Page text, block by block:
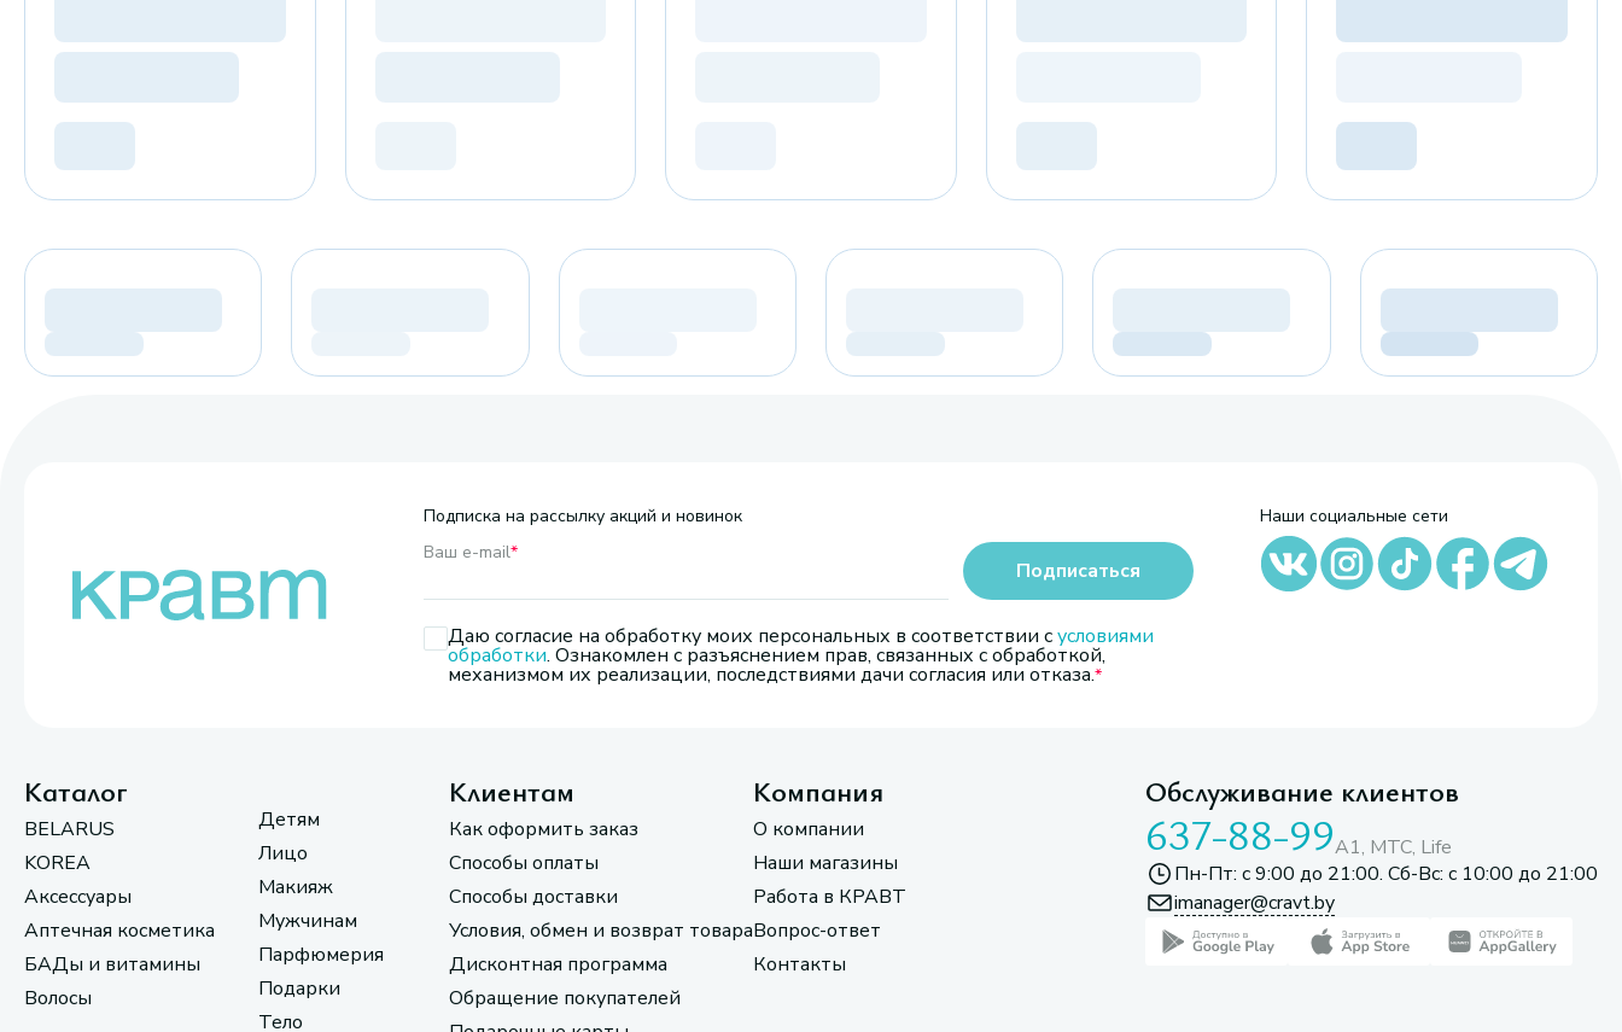
Подписка на рассылку акций и новинок
Ваш e-mail*
Даю согласие на обработку моих персональных в соответствии сусловиями
обработки. Ознакомлен с разъяснением прав, связанных с обработкой,
механизмом их реализации, последствиями дачи согласия или отказа.
Подписаться
Наши социальные сети
Каталог
BELARUS
KOREA
Аксессуары
Аптечная косметика
БАДы и витамины
Волосы
Детям
Лицо
Макияж
Мужчинам
Парфюмерия
Подарки
Тело
Клиентам
Как оформить заказ
Способы оплаты
Способы доставки
Условия, обмен и возврат товара
Дисконтная программа
Обращение покупателей
Компания
О компании
Наши магазины
Работа в КРАВТ
Вопрос-ответ
Контакты
Обслуживание клиентов
637-88-99A1, МТС, Life
Пн-Пт: с 9:00 до 21:00. Сб-Вс: с 10:00 до 21:00
imanager@cravt.by